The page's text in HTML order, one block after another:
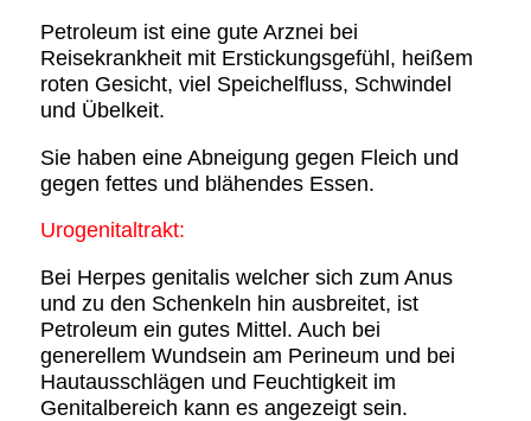
Petroleum ist eine gute Arznei bei
Reisekrankheit mit Erstickungsgefühl, heißem
roten Gesicht, viel Speichelfluss, Schwindel
und Übelkeit.
Sie haben eine Abneigung gegen Fleich und
gegen fettes und blähendes Essen.
Urogenitaltrakt:
Bei Herpes genitalis welcher sich zum Anus
und zu den Schenkeln hin ausbreitet, ist
Petroleum ein gutes Mittel. Auch bei
generellem Wundsein am Perineum und bei
Hautausschlägen und Feuchtigkeit im
Genitalbereich kann es angezeigt sein.